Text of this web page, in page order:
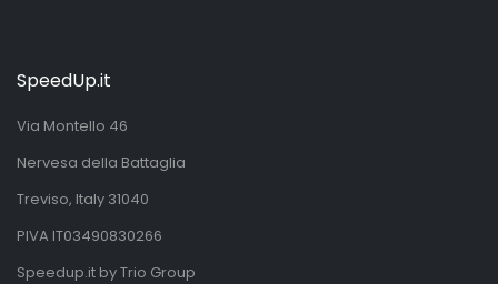
SpeedUp.it
Via Montello 46
Nervesa della Battaglia
Treviso, Italy 31040
PIVA IT03490830266
Speedup.it by Trio Group